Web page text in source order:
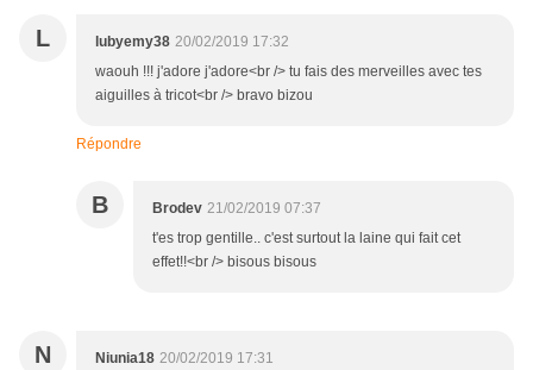
L lubyemy38 20/02/2019 17:32
waouh !!! j'adore j'adore<br /> tu fais des merveilles avec tes
aiguilles à tricot<br /> bravo bizou
Répondre
B Brodev 21/02/2019 07:37
t'es trop gentille.. c'est surtout la laine qui fait cet
effet!!<br /> bisous bisous
N Niunia18 20/02/2019 17:31